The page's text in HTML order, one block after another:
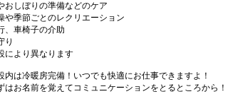
おしぼりの準備などのケア
や季節ごとのレクリエーション
、車椅子の介助
り
により異なります
内は冷暖房完備！いつでも快適にお仕事できますよ！
はお名前を覚えてコミュニケーションをとるところから！